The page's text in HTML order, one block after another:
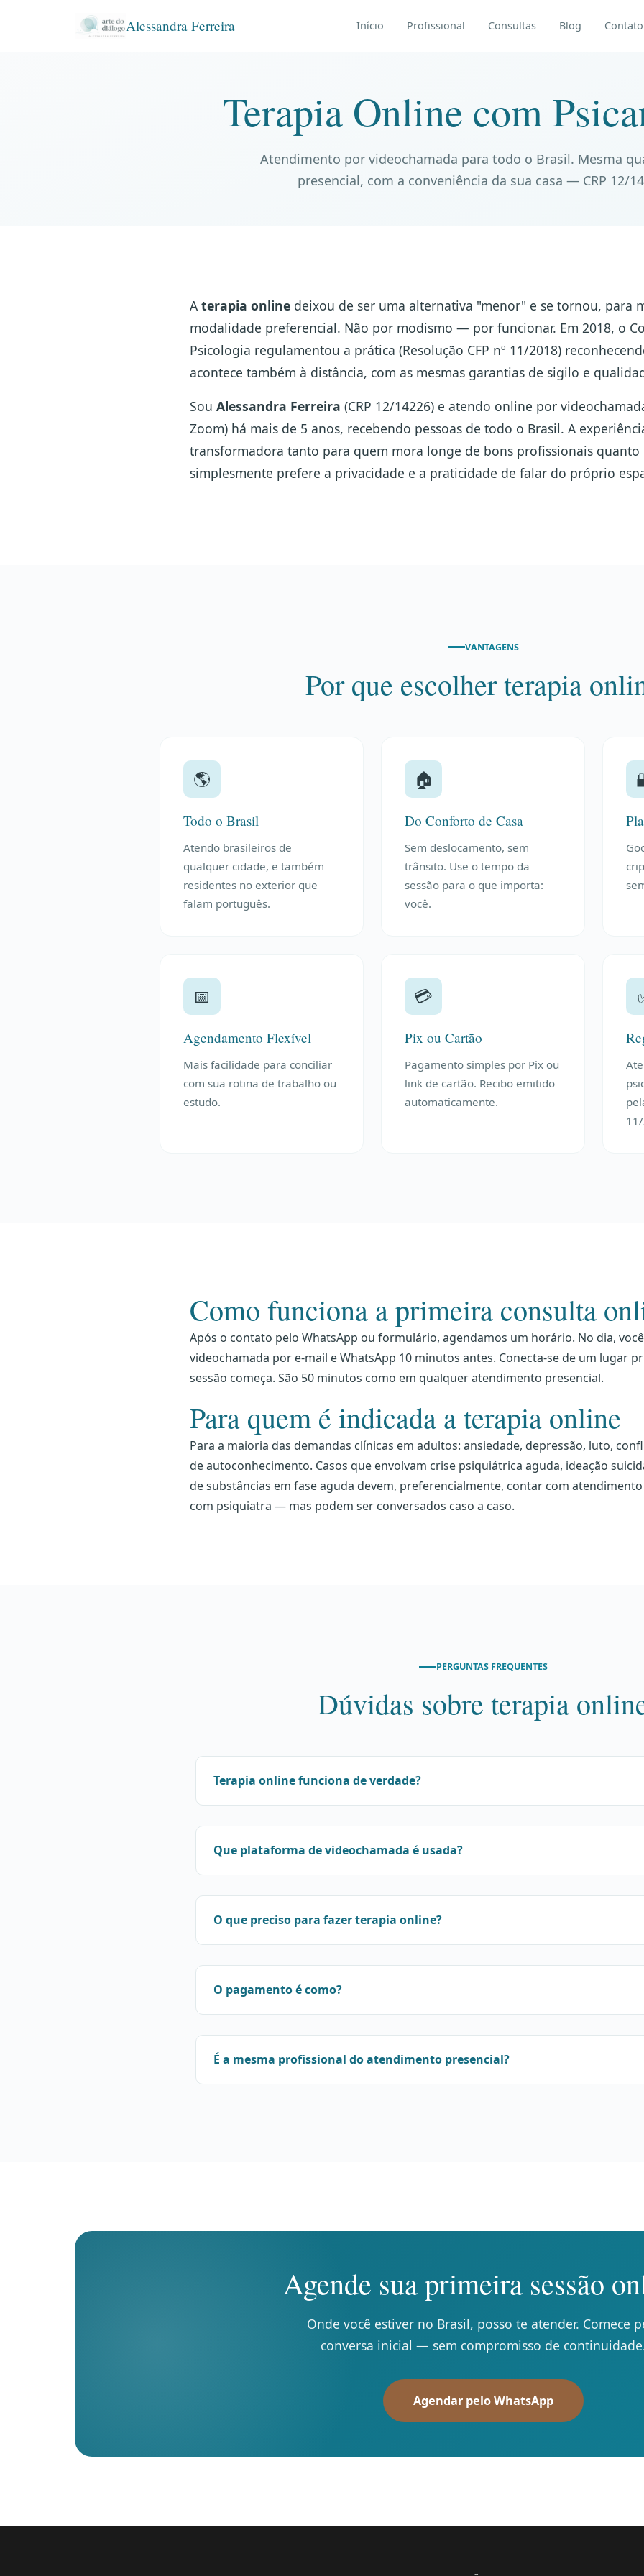
Alessandra Ferreira Início Profissional Consultas Blog Contato
Terapia Online com
Atendimento por videochamada para todo o Brasil. Mesma
presencial, com a conveniência da sua casa — CRP 12/
A terapia online deixou de ser uma alternativa "menor" e se tornou, para
modalidade preferencial. Não por modismo — por funcionar. Em 2018, o
Psicologia regulamentou a prática (Resolução CFP nº 11/2018)
acontece também à distância, com as mesmas garantias de sigilo e
Sou Alessandra Ferreira (CRP 12/14226) e atendo online por
Zoom) há mais de 5 anos, recebendo pessoas de todo o Brasil. A
transformadora tanto para quem mora longe de bons profissionais quanto
simplesmente prefere a privacidade e a praticidade de falar do próprio
VANTAGENS
Por que escolher terapia
🌎
Todo o Brasil
Atendo brasileiros de
qualquer cidade, e também
residentes no exterior que
falam português.
🏠
Do Conforto de Casa
Sem deslocamento, sem
trânsito. Use o tempo da
sessão para o que importa:
você.
📅
Agendamento Flexível
Mais facilidade para conciliar
com sua rotina de trabalho ou
estudo.
💳
Pix ou Cartão
Pagamento simples por Pix ou
link de cartão. Recibo emitido
automaticamente.
Como funciona a primeira consulta
Após o contato pelo WhatsApp ou formulário, agendamos um horário. No dia,
videochamada por e-mail e WhatsApp 10 minutos antes. Conecta-se de um lugar
sessão começa. São 50 minutos como em qualquer atendimento presencial.
Para quem é indicada a terapia online
Para a maioria das demandas clínicas em adultos: ansiedade, depressão, luto,
de autoconhecimento. Casos que envolvam crise psiquiátrica aguda, ideação
de substâncias em fase aguda devem, preferencialmente, contar com
com psiquiatra — mas podem ser conversados caso a caso.
PERGUNTAS FREQUENTES
Dúvidas sobre terapia
Terapia online funciona de verdade?
Que plataforma de videochamada é usada?
O que preciso para fazer terapia online?
O pagamento é como?
É a mesma profissional do atendimento presencial?
Agende sua primeira sessão
Onde você estiver no Brasil, posso te atender. Comece
conversa inicial — sem compromisso de
Agendar pelo WhatsApp